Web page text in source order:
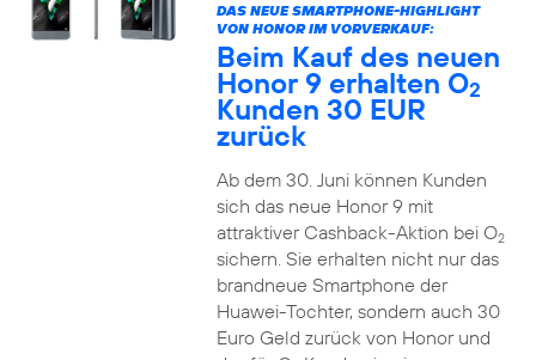
DAS NEUE SMARTPHONE-HIGHLIGHT
VON HONOR IM VORVERKAUF:
Beim Kauf des neuen
Honor 9 erhalten O2
Kunden 30 EUR
zurück
Ab dem 30. Juni können Kunden
sich das neue Honor 9 mit
attraktiver Cashback-Aktion bei O2
sichern. Sie erhalten nicht nur das
brandneue Smartphone der
Huawei-Tochter, sondern auch 30
Euro Geld zurück von Honor und